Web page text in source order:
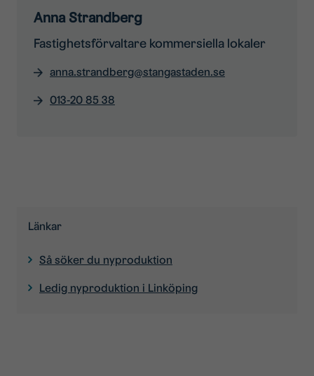
Anna Strandberg
Fastighetsförvaltare kommersiella lokaler
anna.strandberg@stangastaden.se
013-20 85 38
Länkar
Så söker du nyproduktion
Ledig nyproduktion i Linköping